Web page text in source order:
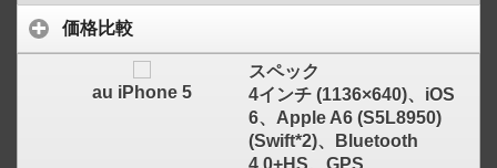
価格比較
au iPhone 5
スペック
4インチ (1136×640)、iOS
6、Apple A6 (S5L8950)
(Swift*2)、Bluetooth
4.0+HS、GPS
click to expand contents